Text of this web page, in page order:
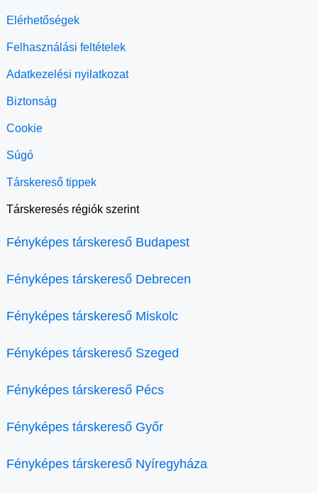
Elérhetőségek
Felhasználási feltételek
Adatkezelési nyilatkozat
Biztonság
Cookie
Súgó
Társkereső tippek
Társkeresés régiók szerint
Fényképes társkereső Budapest
Fényképes társkereső Debrecen
Fényképes társkereső Miskolc
Fényképes társkereső Szeged
Fényképes társkereső Pécs
Fényképes társkereső Győr
Fényképes társkereső Nyíregyháza